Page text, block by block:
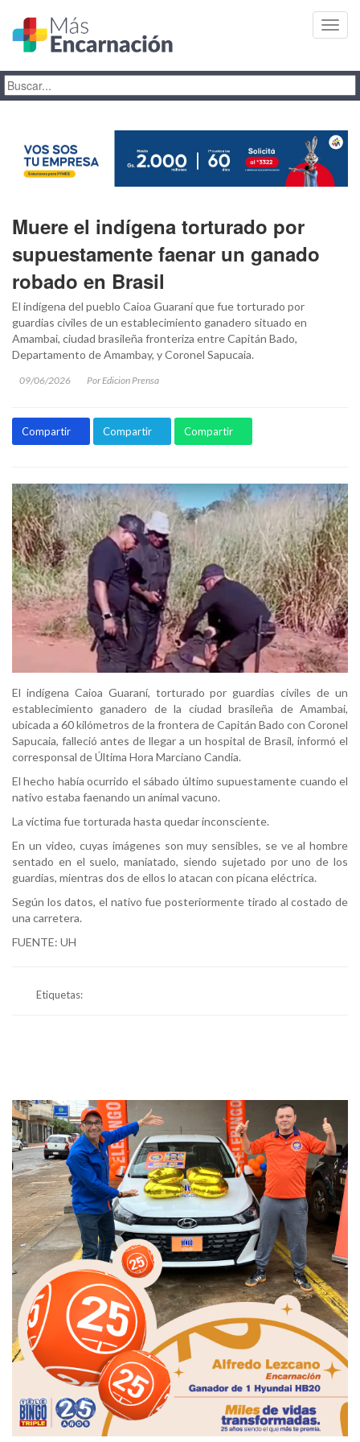
Muere el indígena torturado por
supuestamente faenar un ganado
robado en Brasil
El indígena del pueblo Caioa Guaraní que fue torturado por
guardias civiles de un establecimiento ganadero situado en
Amambai, ciudad brasileña fronteriza entre Capitán Bado,
Departamento de Amambay, y Coronel Sapucaia.
09/06/2026 Por Edicion Prensa
Compartir Compartir Compartir
El indígena Caioa Guaraní, torturado por guardias civiles de un
establecimiento ganadero de la ciudad brasileña de Amambai,
ubicada a 60 kilómetros de la frontera de Capitán Bado con Coronel
Sapucaia, falleció antes de llegar a un hospital de Brasil, informó el
corresponsal de Última Hora Marciano Candia.
El hecho había ocurrido el sábado último supuestamente cuando el
nativo estaba faenando un animal vacuno.
La víctima fue torturada hasta quedar inconsciente.
En un video, cuyas imágenes son muy sensibles, se ve al hombre
sentado en el suelo, maniatado, siendo sujetado por uno de los
guardias, mientras dos de ellos lo atacan con picana eléctrica.
Según los datos, el nativo fue posteriormente tirado al costado de
una carretera.
FUENTE: UH
Etiquetas: